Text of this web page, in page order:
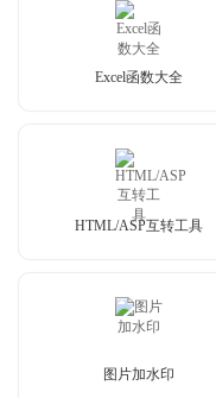
Excel函数大全
HTML/ASP互转工具
图片加水印